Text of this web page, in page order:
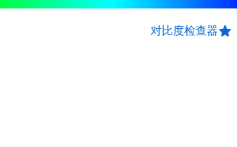
对比度检查器